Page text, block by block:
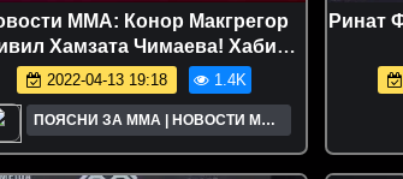
ММА: Конор Макгрегор
Хамзата Чимаева! Хабиб,
Махачев, Петр Ян.
2022-04-13 19:18 1.4K
ПОЯСНИ ЗА ММА | НОВОСТИ MMA
Ринат